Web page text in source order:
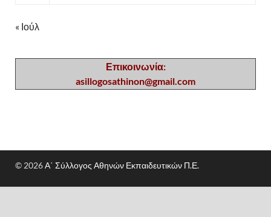
« Ιούλ
Επικοινωνία:
asillogosathinon@gmail.com
© 2026Α΄ Σύλλογος Αθηνών Εκπαιδευτικών Π.Ε.